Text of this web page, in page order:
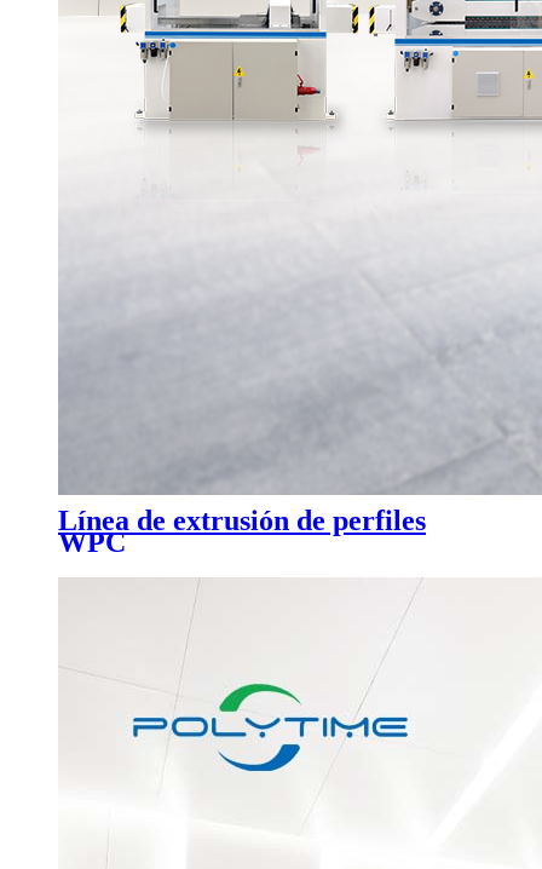
Línea de extrusión de perfiles
WPC